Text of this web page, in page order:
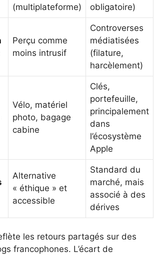
(multiplateforme)
obligatoire)
Perçu comme
moins intrusif
Controverses
médiatisées
(filature,
harcèlement)
Vélo, matériel
photo, bagage
cabine
Clés,
portefeuille,
principalement
dans
l’écosystème
Apple
Alternative
« éthique » et
accessible
Standard du
marché, mais
associé à des
dérives
les retours partagés sur des
francophones. L’écart de